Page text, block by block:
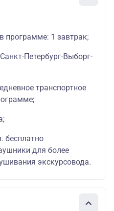
программе: 1 завтрак;
Петербург-Выборг-
транспортное
бесплатно
для более
экскурсовода.